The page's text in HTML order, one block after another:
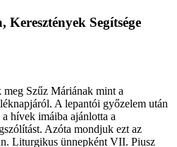
Segítsége
Szűz Máriának mint a
A lepantói győzelem után
hívek imáiba ajánlotta a
Azóta mondjuk ezt az
Liturgikus ünnepként VII. Piusz